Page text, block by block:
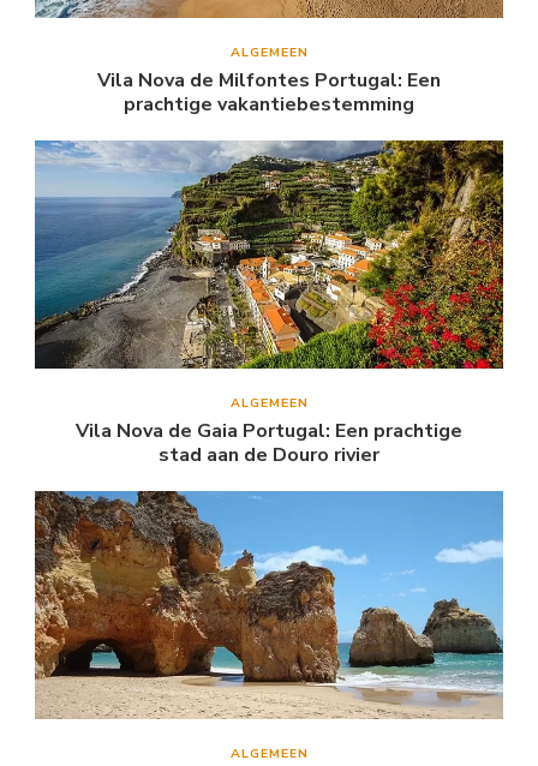
ALGEMEEN
Vila Nova de Milfontes Portugal: Een
prachtige vakantiebestemming
ALGEMEEN
Vila Nova de Gaia Portugal: Een prachtige
stad aan de Douro rivier
ALGEMEEN